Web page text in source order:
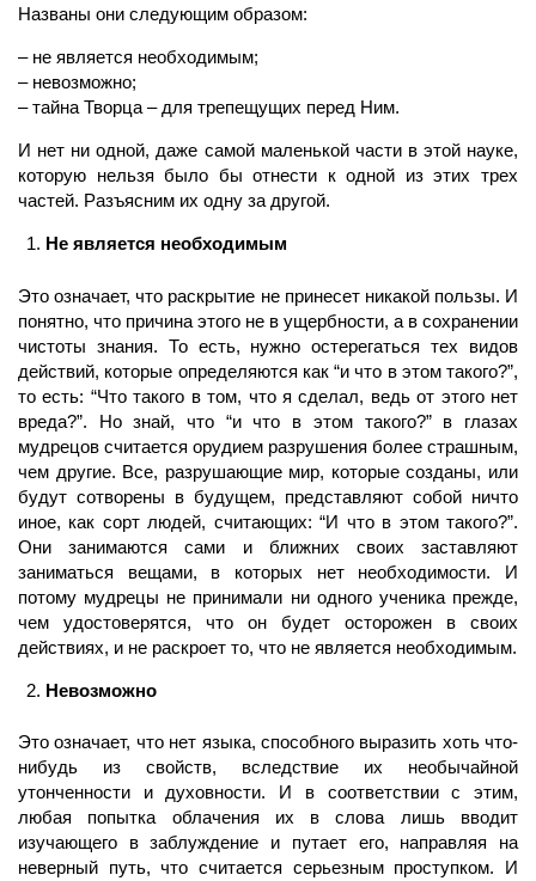
Названы они следующим образом:
– не является необходимым;
– невозможно;
– тайна Творца – для трепещущих перед Ним.
И нет ни одной, даже самой маленькой части в этой науке,
которую нельзя было бы отнести к одной из этих трех
частей. Разъясним их одну за другой.
Не является необходимым
Это означает, что раскрытие не принесет никакой пользы. И
понятно, что причина этого не в ущербности, а в сохранении
чистоты знания. То есть, нужно остерегаться тех видов
действий, которые определяются как “и что в этом такого?”,
то есть: “Что такого в том, что я сделал, ведь от этого нет
вреда?”. Но знай, что “и что в этом такого?” в глазах
мудрецов считается орудием разрушения более страшным,
чем другие. Все, разрушающие мир, которые созданы, или
будут сотворены в будущем, представляют собой ничто
иное, как сорт людей, считающих: “И что в этом такого?”.
Они занимаются сами и ближних своих заставляют
заниматься вещами, в которых нет необходимости. И
потому мудрецы не принимали ни одного ученика прежде,
чем удостоверятся, что он будет осторожен в своих
действиях, и не раскроет то, что не является необходимым.
Невозможно
Это означает, что нет языка, способного выразить хоть что-
нибудь из свойств, вследствие их необычайной
утонченности и духовности. И в соответствии с этим,
любая попытка облачения их в слова лишь вводит
изучающего в заблуждение и путает его, направляя на
неверный путь, что считается серьезным проступком. И